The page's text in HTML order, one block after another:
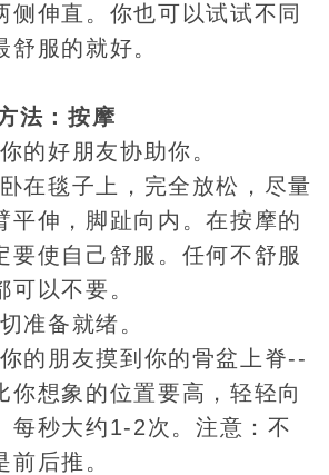
侧伸直。你也可以试试不同
服的就好。
法：按摩
好朋友协助你。
毯子上，完全放松，尽量
平伸，脚趾向内。在按摩的
要使自己舒服。任何不舒服
以不要。
备就绪。
朋友摸到你的骨盆上脊--
你想象的位置要高，轻轻向
每秒大约1-2次。注意：不
后推。